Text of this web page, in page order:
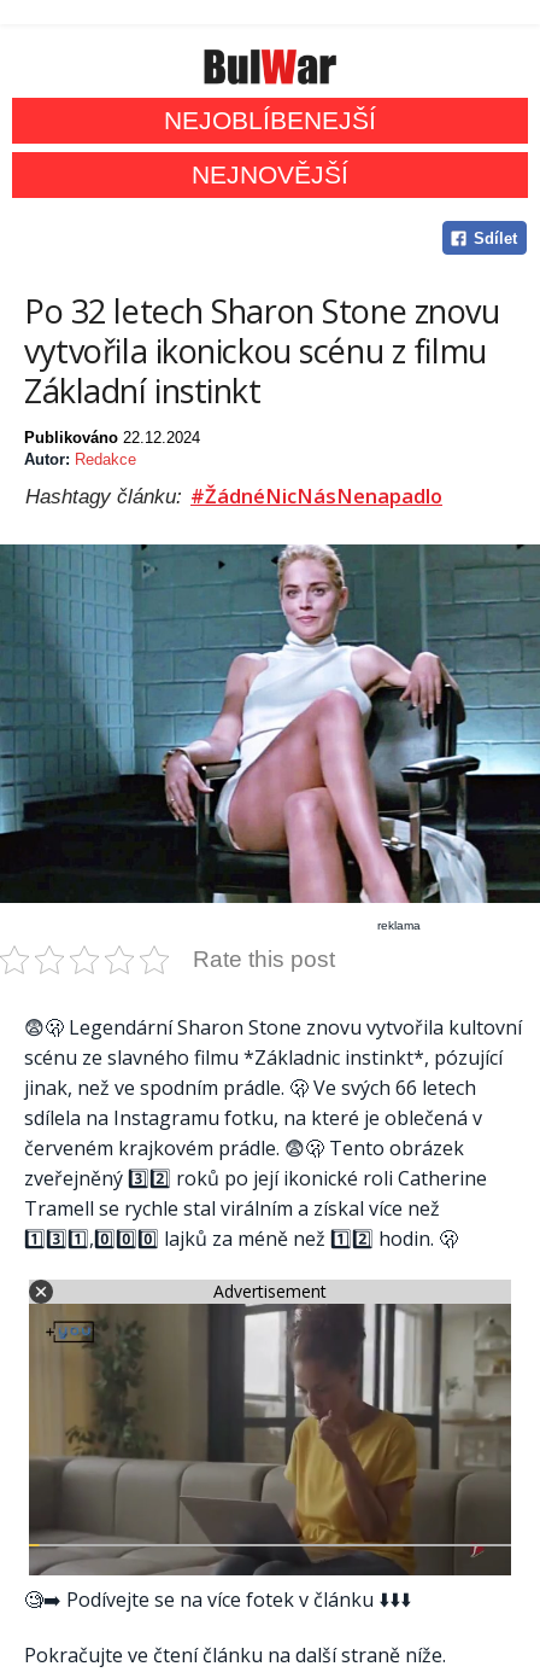
NEJOBLÍBENEJŠÍ
NEJNOVĚJŠÍ
Sdílet
Po 32 letech Sharon Stone znovu
vytvořila ikonickou scénu z filmu
Základní instinkt
Publikováno 22.12.2024
Autor: Redakce
Hashtagy článku: #ŽádnéNicNásNenapadlo
reklama
Rate this post
😨🫢 Legendární Sharon Stone znovu vytvořila kultovní
scénu ze slavného filmu *Základnic instinkt*, pózující
jinak, než ve spodním prádle. 🫢 Ve svých 66 letech
sdílela na Instagramu fotku, na které je oblečená v
červeném krajkovém prádle. 😨🫢 Tento obrázek
zveřejněný 3️⃣2️⃣ roků po její ikonické roli Catherine
Tramell se rychle stal virálním a získal více než
1️⃣3️⃣1️⃣,0️⃣0️⃣0️⃣ lajků za méně než 1️⃣2️⃣ hodin. 🫢
Advertisement
🧐➡️ Podívejte se na více fotek v článku ⬇️⬇️⬇️
Pokračujte ve čtení článku na další straně níže.